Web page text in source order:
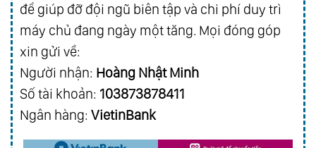
để giúp đỡ đội ngũ biên tập và chi phí duy trì
máy chủ đang ngày một tăng. Mọi đóng góp
xin gửi về:
Người nhận: Hoàng Nhật Minh
Số tài khoản: 103873878411
Ngân hàng: VietinBank